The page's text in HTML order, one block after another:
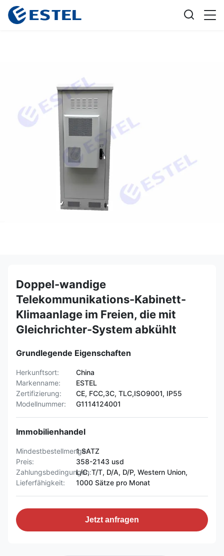
Doppel-wandige
Telekommunikations-Kabinett-
Klimaanlage im Freien, die mit
Gleichrichter-System abkühlt
Grundlegende Eigenschaften
Herkunftsort:
China
Markenname:
ESTEL
Zertifizierung:
CE, FCC,3C, TLC,ISO9001, IP55
Modellnummer:
G1114124001
Immobilienhandel
Mindestbestellmenge:1 SATZ
Preis:
358-2143 usd
Zahlungsbedingungen:L/C, T/T, D/A, D/P, Western Union,
Lieferfähigkeit:
1000 Sätze pro Monat
Jetzt anfragen